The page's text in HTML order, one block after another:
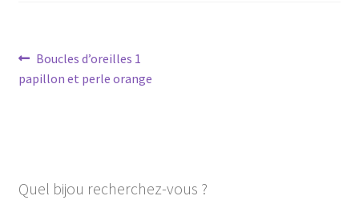
Navigation
de
Article
précédent :
Boucles d’oreilles 1
papillon et perle orange
Quel bijou recherchez-vous ?